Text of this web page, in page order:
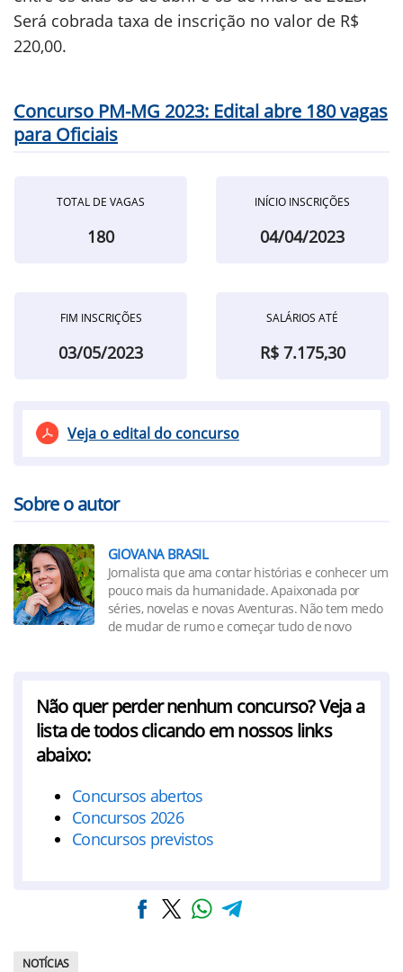
Será cobrada taxa de inscrição no valor de R$
220,00.
Concurso PM-MG 2023: Edital abre 180 vagas
para Oficiais
TOTAL DE VAGAS
180
INÍCIO INSCRIÇÕES
04/04/2023
FIM INSCRIÇÕES
03/05/2023
SALÁRIOS ATÉ
R$ 7.175,30
Veja o edital do concurso
Sobre o autor
GIOVANA BRASIL
Jornalista que ama contar histórias e conhecer um
pouco mais da humanidade. Apaixonada por
séries, novelas e novas Aventuras. Não tem medo
de mudar de rumo e começar tudo de novo
Não quer perder nenhum concurso? Veja a
lista de todos clicando em nossos links
abaixo:
Concursos abertos
Concursos 2026
Concursos previstos
NOTÍCIAS